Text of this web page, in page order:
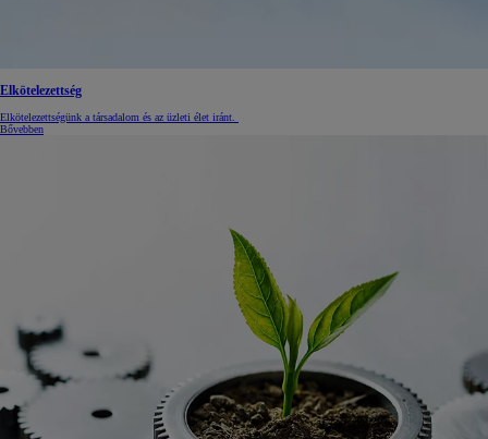
Elkötelezettség
Elkötelezettségünk a társadalom és az üzleti élet iránt.
Bővebben